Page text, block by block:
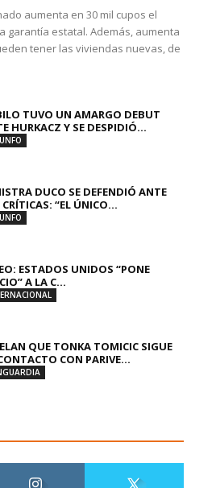
aumenta en 30 mil cupos el
garantía estatal. Además, aumenta
tener las viviendas nuevas, de
TUVO UN AMARGO DEBUT
HURKACZ Y SE DESPIDIÓ...
DUCO SE DEFENDIÓ ANTE
CRÍTICAS: “EL ÚNICO...
ESTADOS UNIDOS “PONE
A LA C...
QUE TONKA TOMICIC SIGUE
CON PARIVE...